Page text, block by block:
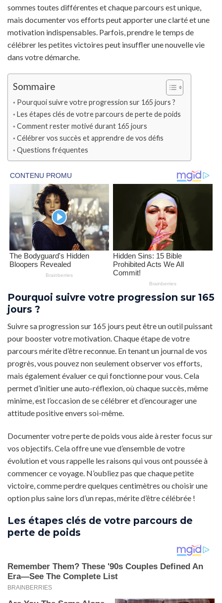
sommes toutes différentes et chaque parcours est unique,
mais documenter vos efforts peut apporter une clarté et une
motivation indispensables. Parfois, prendre le temps de
célébrer les petites victoires peut insuffler une nouvelle vie
dans votre démarche.
Sommaire
Pourquoi suivre votre progression sur 165 jours ?
Les étapes clés de votre parcours de perte de poids
Comment rester motivé durant 165 jours
Célébrer vos succès et apprendre de vos défis
Questions fréquentes
Pourquoi suivre votre progression sur 165
jours ?
Suivre sa progression sur 165 jours peut être un outil puissant
pour booster votre motivation. Chaque étape de votre
parcours mérite d’être reconnue. En tenant un journal de vos
progrès, vous pouvez non seulement observer vos efforts,
mais également évaluer ce qui fonctionne pour vous. Cela
permet d’initier une auto-réflexion, où chaque succès, même
minime, est l’occasion de se célébrer et d’encourager une
attitude positive envers soi-même.
Documenter votre perte de poids vous aide à rester focus sur
vos objectifs. Cela offre une vue d’ensemble de votre
évolution et vous rappelle les raisons qui vous ont poussée à
commencer ce voyage. N’oubliez pas que chaque petite
victoire, comme perdre quelques centimètres ou choisir une
option plus saine lors d’un repas, mérite d’être célébrée !
Les étapes clés de votre parcours de
perte de poids